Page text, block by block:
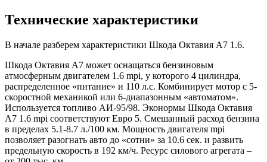
Технические характеристики
В начале разберем характеристики Шкода Октавия А7 1.6.
Шкода Октавия А7 может оснащаться бензиновым
атмосферным двигателем 1.6 mpi, у которого 4 цилиндра,
распределенное «питание» и 110 л.с. Комбинирует мотор с 5-
скоростной механикой или 6-диапазонным «автоматом».
Используется топливо АИ-95/98. Эконормы Шкода Октавия
А7 1.6 mpi соответствуют Евро 5. Смешанный расход бензина
в пределах 5.1-8.7 л./100 км. Мощность двигателя mpi
позволяет разогнать авто до «сотни» за 10.6 сек. и развить
предельную скорость в 192 км/ч. Ресурс силового агрегата –